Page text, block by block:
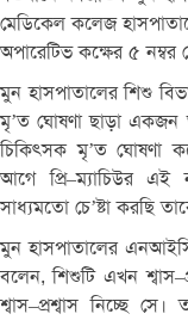
মেডিকেল কলেজ
অপারেটিভ কক্ষের ৫ নম্বর
মুন হাসপাতালের শিশু
মৃ’ত ঘোষণা ছাড়া একজন
চিকিৎসক মৃ’ত ঘোষণা
আগে প্রি–ম্যাচিউর এই
সাধ্যমতো চে’ষ্টা করছি
মুন হাসপাতালের
বলেন,শিশুটি এখন শ্বাস–
শ্বাস–প্রশ্বাস নিচ্ছে সে।